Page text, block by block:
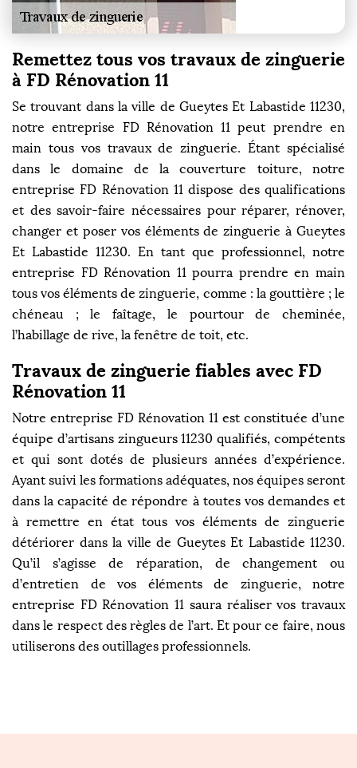
Remettez tous vos travaux de zinguerie
à FD Rénovation 11
Se trouvant dans la ville de Gueytes Et Labastide 11230,
notre entreprise FD Rénovation 11 peut prendre en
main tous vos travaux de zinguerie. Étant spécialisé
dans le domaine de la couverture toiture, notre
entreprise FD Rénovation 11 dispose des qualifications
et des savoir-faire nécessaires pour réparer, rénover,
changer et poser vos éléments de zinguerie à Gueytes
Et Labastide 11230. En tant que professionnel, notre
entreprise FD Rénovation 11 pourra prendre en main
tous vos éléments de zinguerie, comme : la gouttière ; le
chéneau ; le faîtage, le pourtour de cheminée,
l’habillage de rive, la fenêtre de toit, etc.
Travaux de zinguerie fiables avec FD
Rénovation 11
Notre entreprise FD Rénovation 11 est constituée d’une
équipe d’artisans zingueurs 11230 qualifiés, compétents
et qui sont dotés de plusieurs années d’expérience.
Ayant suivi les formations adéquates, nos équipes seront
dans la capacité de répondre à toutes vos demandes et
à remettre en état tous vos éléments de zinguerie
détériorer dans la ville de Gueytes Et Labastide 11230.
Qu’il s’agisse de réparation, de changement ou
d’entretien de vos éléments de zinguerie, notre
entreprise FD Rénovation 11 saura réaliser vos travaux
dans le respect des règles de l’art. Et pour ce faire, nous
utiliserons des outillages professionnels.